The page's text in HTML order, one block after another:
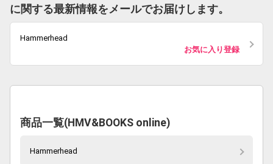
に関する最新情報をメールでお届けします。
Hammerhead
お気に入り登録
商品一覧(HMV&BOOKS online)
Hammerhead